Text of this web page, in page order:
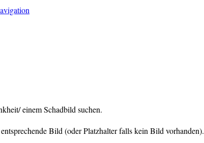
einem Schadbild suchen.
Bild (oder Platzhalter falls kein Bild vorhanden).